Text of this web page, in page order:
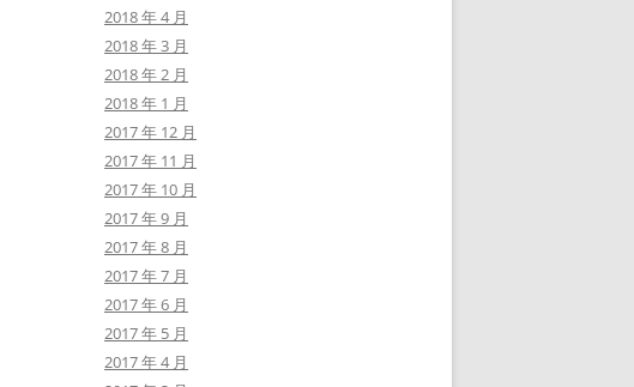
2018 年 4 月
2018 年 3 月
2018 年 2 月
2018 年 1 月
2017 年 12 月
2017 年 11 月
2017 年 10 月
2017 年 9 月
2017 年 8 月
2017 年 7 月
2017 年 6 月
2017 年 5 月
2017 年 4 月